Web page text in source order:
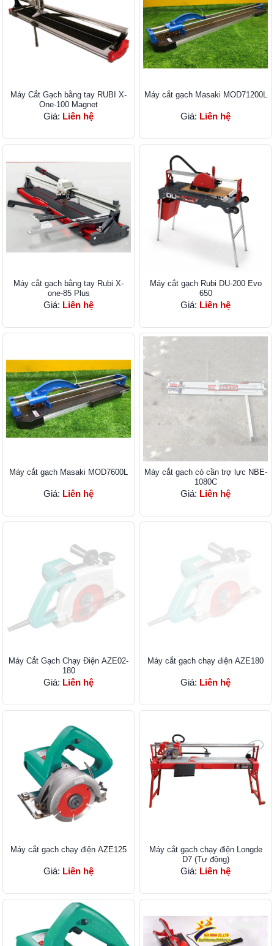
Máy Cắt Gạch bằng tay RUBI X-
One-100 Magnet
Giá: Liên hệ
Máy cắt gạch Masaki MOD71200L
Giá: Liên hệ
Máy cắt gạch bằng tay Rubi X-
one-85 Plus
Giá: Liên hệ
Máy cắt gạch Rubi DU-200 Evo
650
Giá: Liên hệ
Máy cắt gạch Masaki MOD7600L
Giá: Liên hệ
Máy cắt gạch có cần trợ lực NBE-
1080C
Giá: Liên hệ
Máy Cắt Gạch Chạy Điện AZE02-
180
Giá: Liên hệ
Máy cắt gạch chạy điện AZE180
Giá: Liên hệ
Máy cắt gạch chạy điện AZE125
Giá: Liên hệ
Máy cắt gạch chạy điện Longde
D7 (Tự động)
Giá: Liên hệ